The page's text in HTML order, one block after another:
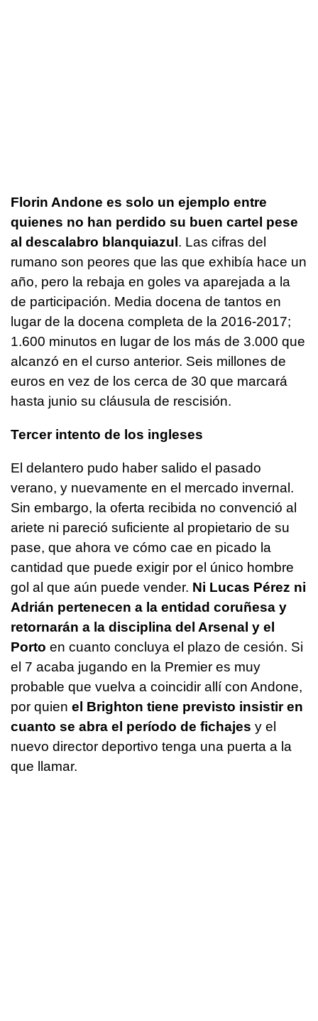
Florin Andone es solo un ejemplo entre
quienes no han perdido su buen cartel pese
al descalabro blanquiazul. Las cifras del
rumano son peores que las que exhibía hace un
año, pero la rebaja en goles va aparejada a la
de participación. Media docena de tantos en
lugar de la docena completa de la 2016-2017;
1.600 minutos en lugar de los más de 3.000 que
alcanzó en el curso anterior. Seis millones de
euros en vez de los cerca de 30 que marcará
hasta junio su cláusula de rescisión.
Tercer intento de los ingleses
El delantero pudo haber salido el pasado
verano, y nuevamente en el mercado invernal.
Sin embargo, la oferta recibida no convenció al
ariete ni pareció suficiente al propietario de su
pase, que ahora ve cómo cae en picado la
cantidad que puede exigir por el único hombre
gol al que aún puede vender. Ni Lucas Pérez ni
Adrián pertenecen a la entidad coruñesa y
retornarán a la disciplina del Arsenal y el
Porto en cuanto concluya el plazo de cesión. Si
el 7 acaba jugando en la Premier es muy
probable que vuelva a coincidir allí con Andone,
por quien el Brighton tiene previsto insistir en
cuanto se abra el período de fichajes y el
nuevo director deportivo tenga una puerta a la
que llamar.